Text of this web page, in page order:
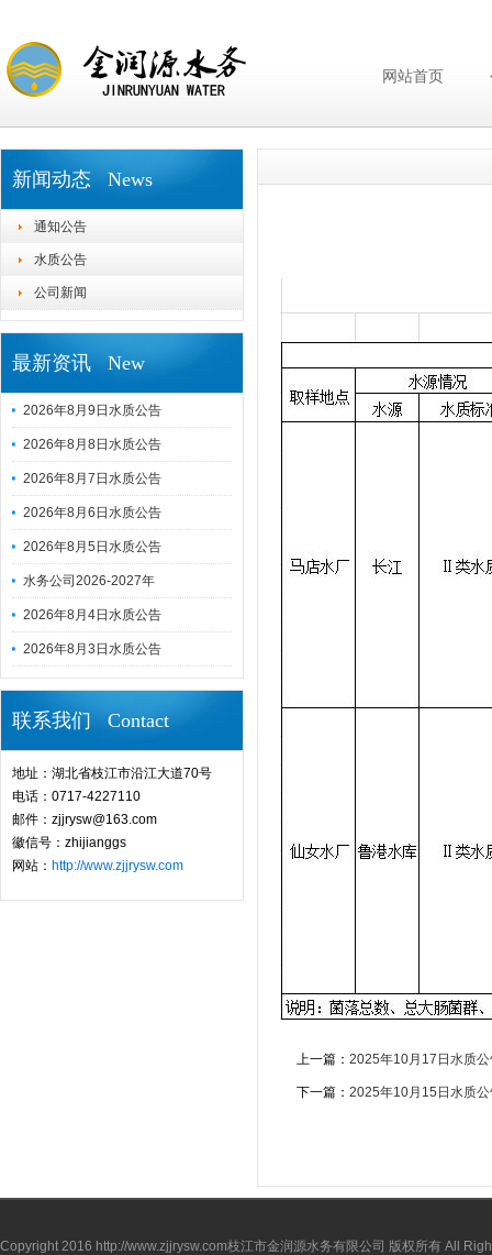
网站首页
新闻动态 News
通知公告
水质公告
公司新闻
最新资讯 New
2026年8月9日水质公告
2026年8月8日水质公告
2026年8月7日水质公告
2026年8月6日水质公告
2026年8月5日水质公告
水务公司2026-2027年
2026年8月4日水质公告
2026年8月3日水质公告
联系我们 Contact
地址：湖北省枝江市沿江大道70号
电话：0717-4227110
邮件：zjjrysw@163.com
徽信号：zhijianggs
网站： http://www.zjjrysw.com
上一篇： 2025年10月17日水质公
下一篇： 2025年10月15日水质公
Copyright 2016 http://www.zjjrysw.com枝江市金润源水务有限公司 版权所有 All